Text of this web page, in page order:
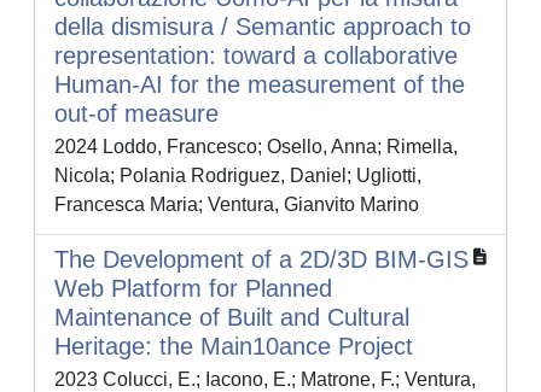
della dismisura / Semantic approach to
representation: toward a collaborative
Human-AI for the measurement of the
out-of measure
2024 Loddo, Francesco; Osello, Anna; Rimella,
Nicola; Polania Rodriguez, Daniel; Ugliotti,
Francesca Maria; Ventura, Gianvito Marino
The Development of a 2D/3D BIM-GIS
Web Platform for Planned
Maintenance of Built and Cultural
Heritage: the Main10ance Project
2023 Colucci, E.; Iacono, E.; Matrone, F.; Ventura,